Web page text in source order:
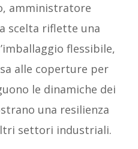
amministratore
scelta riflette una
flessibile,
alle coperture per
le dinamiche dei
una resilienza
settori industriali.